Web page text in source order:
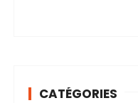
CATÉGORIES